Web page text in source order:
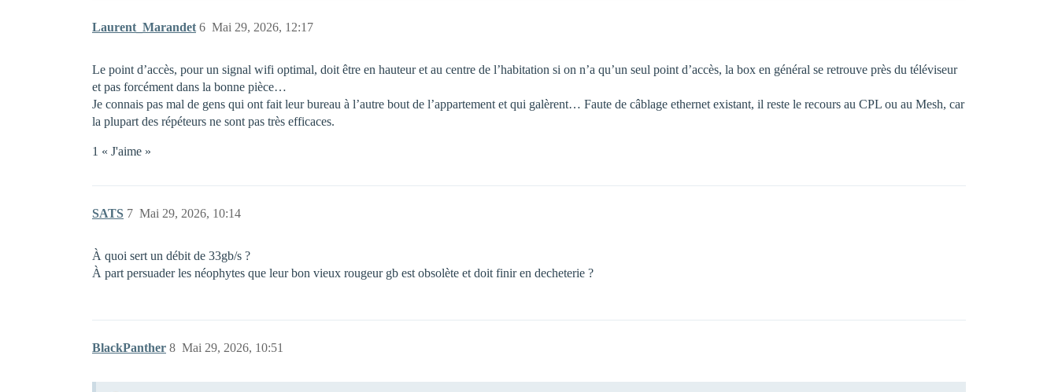
Laurent_Marandet Mai 29, 2026, 12:17
6
Le point d’accès, pour un signal wifi optimal, doit être en hauteur et au centre de l’habitation si on n’a qu’un seul point d’accès, la box en général se retrouve près du téléviseur
et pas forcément dans la bonne pièce…
Je connais pas mal de gens qui ont fait leur bureau à l’autre bout de l’appartement et qui galèrent… Faute de câblage ethernet existant, il reste le recours au CPL ou au Mesh, car
la plupart des répéteurs ne sont pas très efficaces.
1 « J'aime »
SATS Mai 29, 2026, 10:14
7
À quoi sert un débit de 33gb/s ?
À part persuader les néophytes que leur bon vieux rougeur gb est obsolète et doit finir en decheterie ?
BlackPanther Mai 29, 2026, 10:51
8